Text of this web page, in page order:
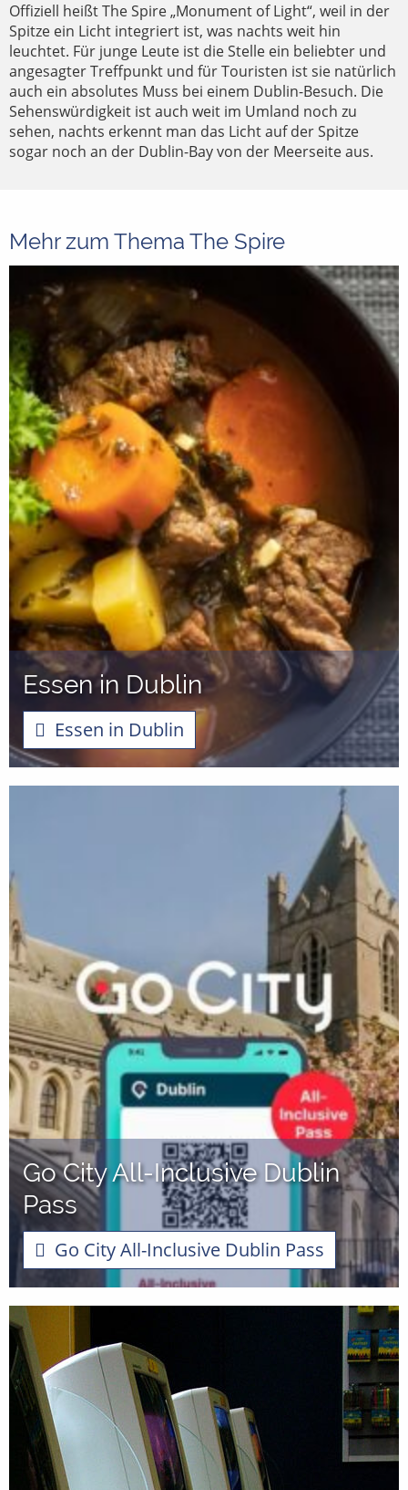
Offiziell heißt The Spire „Monument of Light“, weil in der
Spitze ein Licht integriert ist, was nachts weit hin
leuchtet. Für junge Leute ist die Stelle ein beliebter und
angesagter Treffpunkt und für Touristen ist sie natürlich
auch ein absolutes Muss bei einem Dublin-Besuch. Die
Sehenswürdigkeit ist auch weit im Umland noch zu
sehen, nachts erkennt man das Licht auf der Spitze
sogar noch an der Dublin-Bay von der Meerseite aus.
Mehr zum Thema The Spire
Essen in Dublin
Essen in Dublin
Go City All-Inclusive Dublin
Pass
Go City All-Inclusive Dublin Pass